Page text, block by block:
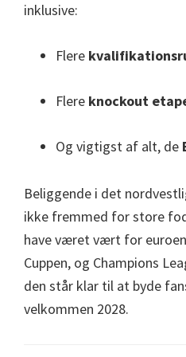
inklusive:
Flere
Flere knockout
Og vigtigst af alt, de
Beliggende i det
ikke fremmed for store
have været vært for euroen
Cuppen, og Champions
den står klar til at byde
velkommen 2028.